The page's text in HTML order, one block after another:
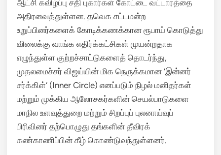
ஆட்சி கவிழ்ப்பு சதி புகார்கள் கோட்டை வட்டாரத்தை
அதிரவைத்துள்ளன. தவெக சட்டமன்ற
உறுப்பினர்களைக் கோடிக்கணக்கான ரூபாய் கொடுத்து
விலைக்கு வாங்க எதிர்க்கட்சிகள் முயன்றதாக
எழுந்துள்ள குற்றச்சாட்டுகளைத் தொடர்ந்து,
முதலமைச்சர் விஜய்யின் மிக நெருக்கமான ‘இன்னர்
சர்க்கிள்’ (Inner Circle) எனப்படும் நிழல் மனிதர்கள்
மற்றும் முக்கிய ஆலோசகர்களின் செயல்பாடுகளை
மாநில உளவுத்துறை மற்றும் சிறப்புப் புலனாய்வுப்
பிரிவினர் தற்பொழுது தங்களின் தீவிரக்
கண்காணிப்பின் கீழ் கொண்டுவந்துள்ளனர்.